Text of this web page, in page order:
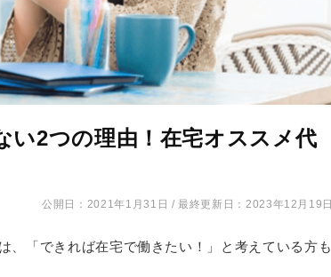
い2つの理由！在宅オススメ代
公開日：2021年1月31日 /最終更新日：2023年12月19日
、「できれば在宅で働きたい！」と考えている方も